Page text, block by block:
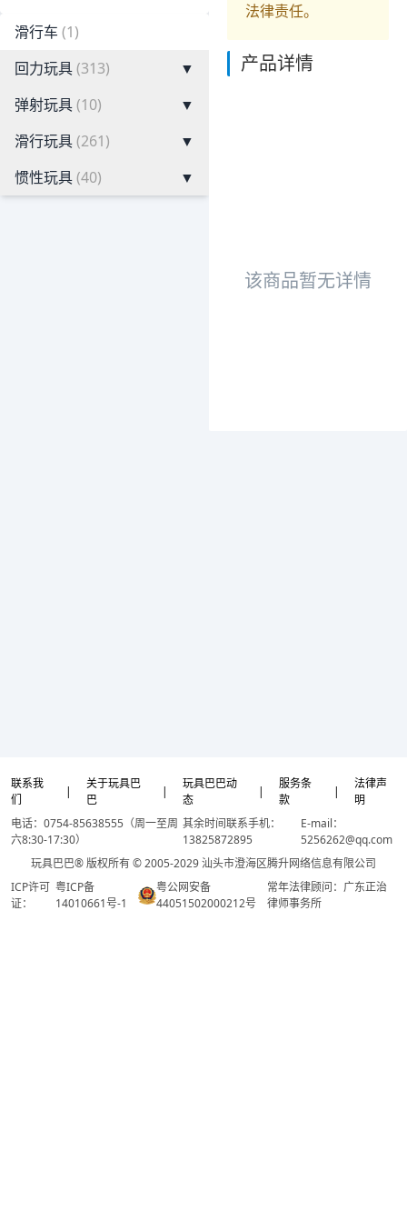
滑行车 (1)
回力玩具(313)
▼
弹射玩具(10)
▼
滑行玩具(261)
▼
惯性玩具(40) ▼
法律责任。
产品详情
该商品暂无详情
联系我
们
|
关于玩具巴
巴
|
玩具巴巴动
态
|
服务条
款
|
法律声
明
电话：0754-85638555（周一至周
六8:30-17:30）
其余时间联系手机：
13825872895
E-mail：
5256262@qq.com
玩具巴巴® 版权所有 © 2005-2029 汕头市澄海区腾升网络信息有限公司
ICP许可
证：
粤ICP备
14010661号-1
粤公网安备
44051502000212号
常年法律顾问：广东正治
律师事务所